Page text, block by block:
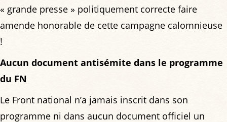
« grande presse » politiquement correcte faire
amende honorable de cette campagne calomnieuse
!
Aucun document antisémite dans le programme
du FN
Le Front national n’a jamais inscrit dans son
programme ni dans aucun document officiel un